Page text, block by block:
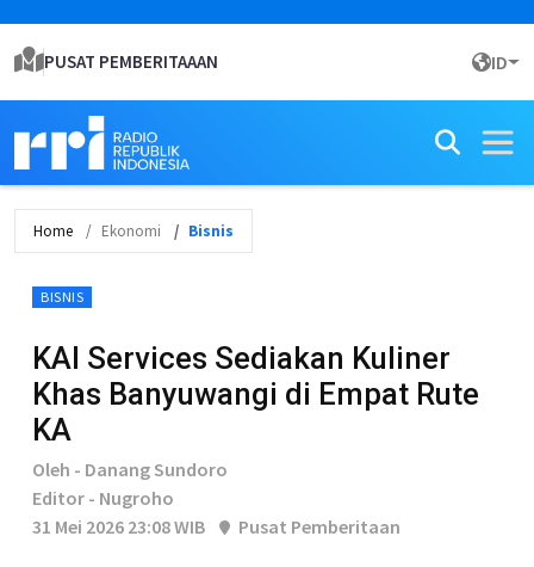
PUSAT PEMBERITAAAN ID
Home Ekonomi Bisnis
BISNIS
KAI Services Sediakan Kuliner
Khas Banyuwangi di Empat Rute
KA
Oleh - Danang Sundoro
Editor - Nugroho
31 Mei 2026 23:08 WIB
Pusat Pemberitaan